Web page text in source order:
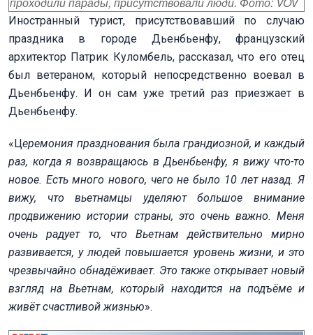
Иностранный турист, присутствовавший по случаю
праздника в городе Дьенбьенфу, французский
архитектор Патрик Куломбель, рассказал, что его отец
был ветераном, который непосредственно воевал в
Дьенбьенфу. И он сам уже третий раз приезжает в
Дьенбьенфу.
«Церемония празднования была грандиозной, и каждый
раз, когда я возвращаюсь в Дьенбьенфу, я вижу что-то
новое. Есть много нового, чего не было 10 лет назад. Я
вижу, что вьетнамцы уделяют большое внимание
продвижению истории страны, это очень важно. Меня
очень радует то, что Вьетнам действительно мирно
развивается, у людей повышается уровень жизни, и это
чрезвычайно обнадёживает. Это также открывает новый
взгляд на Вьетнам, который находится на подъёме и
живёт счастливой жизнью».